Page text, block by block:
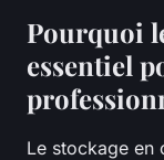
Pourquoi
essentiel
Le stockage en